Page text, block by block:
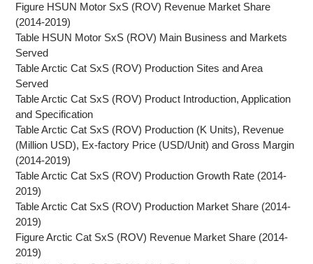
Figure HSUN Motor SxS (ROV) Revenue Market Share
(2014-2019)
Table HSUN Motor SxS (ROV) Main Business and Markets
Served
Table Arctic Cat SxS (ROV) Production Sites and Area
Served
Table Arctic Cat SxS (ROV) Product Introduction, Application
and Specification
Table Arctic Cat SxS (ROV) Production (K Units), Revenue
(Million USD), Ex-factory Price (USD/Unit) and Gross Margin
(2014-2019)
Table Arctic Cat SxS (ROV) Production Growth Rate (2014-
2019)
Table Arctic Cat SxS (ROV) Production Market Share (2014-
2019)
Figure Arctic Cat SxS (ROV) Revenue Market Share (2014-
2019)